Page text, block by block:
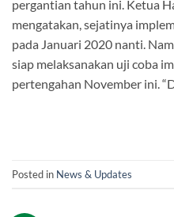
pergantian tahun ini. Ketua
mengatakan, sejatinya
pada Januari 2020 nanti.
siap melaksanakan uji coba
pertengahan November ini.
Posted in News & Updates